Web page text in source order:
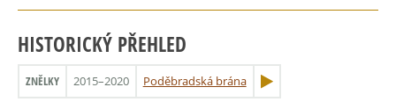
HISTORICKÝ PŘEHLED
ZNĚLKY 2015–2020 Poděbradská brána